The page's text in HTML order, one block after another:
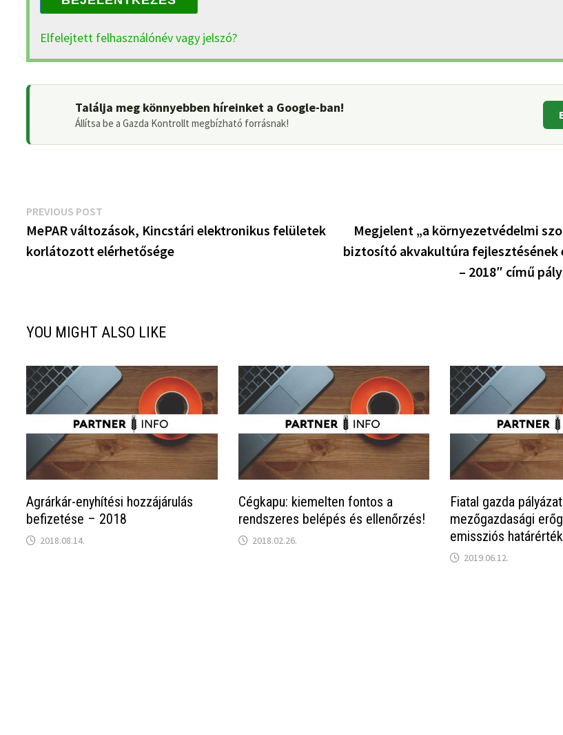
Elfelejtett felhasználónév vagy jelszó?
Találja meg könnyebben híreinket a Google-ban!
Állítsa be a Gazda Kontrollt megbízható forrásnak!
Bejegyzés
navigáció
PREVIOUS POST
post:
MePAR változások, Kincstári elektronikus felületek
korlátozott elérhetősége
Megjelent „a környezetvédelmi
biztosító akvakultúra fejlesztésének
– 2018″ című
YOU MIGHT ALSO LIKE
Agrárkár-enyhítési hozzájárulás
befizetése – 2018
2018.08.14.
Cégkapu: kiemelten fontos a
rendszeres belépés és ellenőrzés!
2018.02.26.
Fiatal gazda
mezőgazdasági
emissziós
2019.06.12.